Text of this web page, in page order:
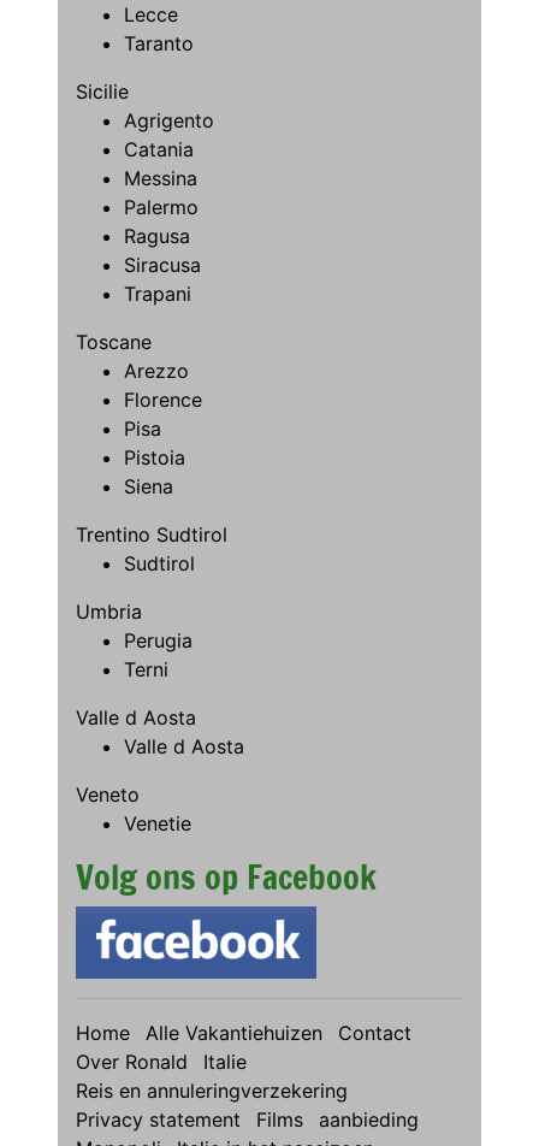
Lecce
Taranto
Sicilie
Agrigento
Catania
Messina
Palermo
Ragusa
Siracusa
Trapani
Toscane
Arezzo
Florence
Pisa
Pistoia
Siena
Trentino Sudtirol
Sudtirol
Umbria
Perugia
Terni
Valle d Aosta
Valle d Aosta
Veneto
Venetie
Volg ons op Facebook
Home Alle Vakantiehuizen
Contact
Over Ronald
Italie
Reis en annuleringverzekering
Privacy statement
Films
aanbieding